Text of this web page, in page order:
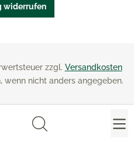
widerrufen
zzgl. Versandkosten
wenn nicht anders angegeben.